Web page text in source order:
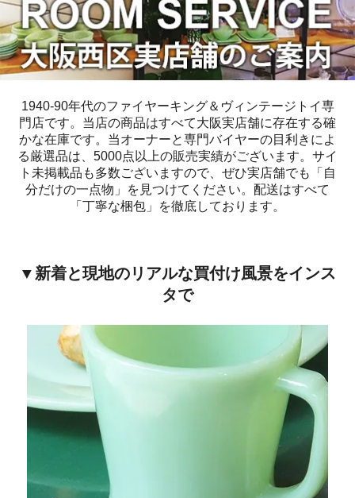
1940-90年代のファイヤーキング＆ヴィンテージトイ専
門店です。当店の商品はすべて大阪実店舗に存在する確
かな在庫です。当オーナーと専門バイヤーの目利きによ
る厳選品は、5000点以上の販売実績がございます。サイ
ト未掲載品も多数ございますので、ぜひ実店舗でも「自
分だけの一点物」を見つけてください。配送はすべて
「丁寧な梱包」を徹底しております。
▼新着と現地のリアルな買付け風景をインス
タで